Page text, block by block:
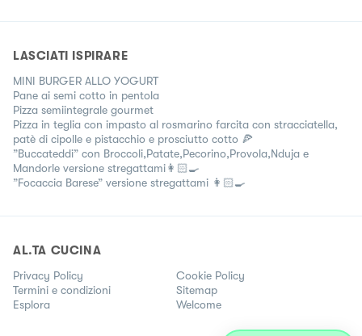
LASCIATI ISPIRARE
MINI BURGER ALLO YOGURT
Pane ai semi cotto in pentola
Pizza semiintegrale gourmet
Pizza in teglia con impasto al rosmarino farcita con stracciatella,
patè di cipolle e pistacchio e prosciutto cotto 🍕
”Buccateddi” con Broccoli,Patate,Pecorino,Provola,Nduja e
Mandorle versione stregattami👩🏻‍🍳
”Focaccia Barese” versione stregattami 👩🏻‍🍳
AL.TA CUCINA
Privacy Policy
Cookie Policy
Termini e condizioni
Sitemap
Esplora
Welcome